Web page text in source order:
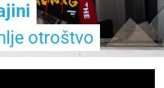
otroštvo